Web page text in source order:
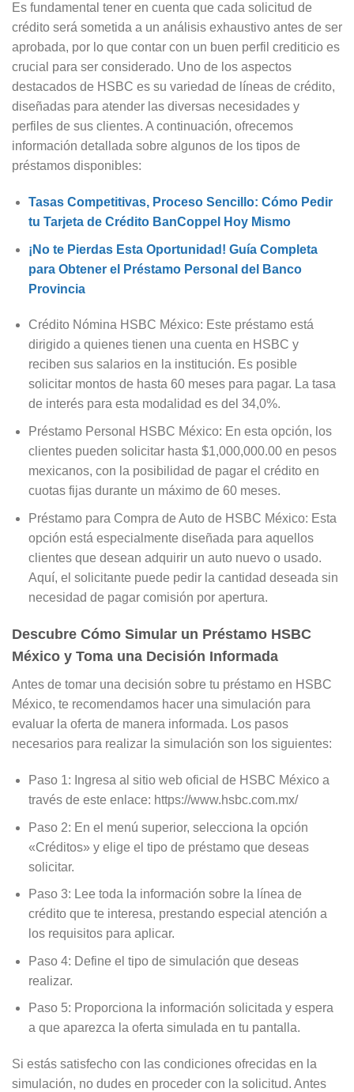
Es fundamental tener en cuenta que cada solicitud de
crédito será sometida a un análisis exhaustivo antes de ser
aprobada, por lo que contar con un buen perfil crediticio es
crucial para ser considerado. Uno de los aspectos
destacados de HSBC es su variedad de líneas de crédito,
diseñadas para atender las diversas necesidades y
perfiles de sus clientes. A continuación, ofrecemos
información detallada sobre algunos de los tipos de
préstamos disponibles:
Tasas Competitivas, Proceso Sencillo: Cómo Pedir
tu Tarjeta de Crédito BanCoppel Hoy Mismo
¡No te Pierdas Esta Oportunidad! Guía Completa
para Obtener el Préstamo Personal del Banco
Provincia
Crédito Nómina HSBC México: Este préstamo está
dirigido a quienes tienen una cuenta en HSBC y
reciben sus salarios en la institución. Es posible
solicitar montos de hasta 60 meses para pagar. La tasa
de interés para esta modalidad es del 34,0%.
Préstamo Personal HSBC México: En esta opción, los
clientes pueden solicitar hasta $1,000,000.00 en pesos
mexicanos, con la posibilidad de pagar el crédito en
cuotas fijas durante un máximo de 60 meses.
Préstamo para Compra de Auto de HSBC México: Esta
opción está especialmente diseñada para aquellos
clientes que desean adquirir un auto nuevo o usado.
Aquí, el solicitante puede pedir la cantidad deseada sin
necesidad de pagar comisión por apertura.
Descubre Cómo Simular un Préstamo HSBC
México y Toma una Decisión Informada
Antes de tomar una decisión sobre tu préstamo en HSBC
México, te recomendamos hacer una simulación para
evaluar la oferta de manera informada. Los pasos
necesarios para realizar la simulación son los siguientes:
Paso 1: Ingresa al sitio web oficial de HSBC México a
través de este enlace: https://www.hsbc.com.mx/
Paso 2: En el menú superior, selecciona la opción
«Créditos» y elige el tipo de préstamo que deseas
solicitar.
Paso 3: Lee toda la información sobre la línea de
crédito que te interesa, prestando especial atención a
los requisitos para aplicar.
Paso 4: Define el tipo de simulación que deseas
realizar.
Paso 5: Proporciona la información solicitada y espera
a que aparezca la oferta simulada en tu pantalla.
Si estás satisfecho con las condiciones ofrecidas en la
simulación, no dudes en proceder con la solicitud. Antes